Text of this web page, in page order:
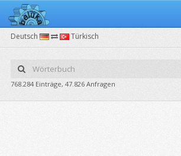
Deutsch Türkisch
768.284 Einträge, 47.826 Anfragen